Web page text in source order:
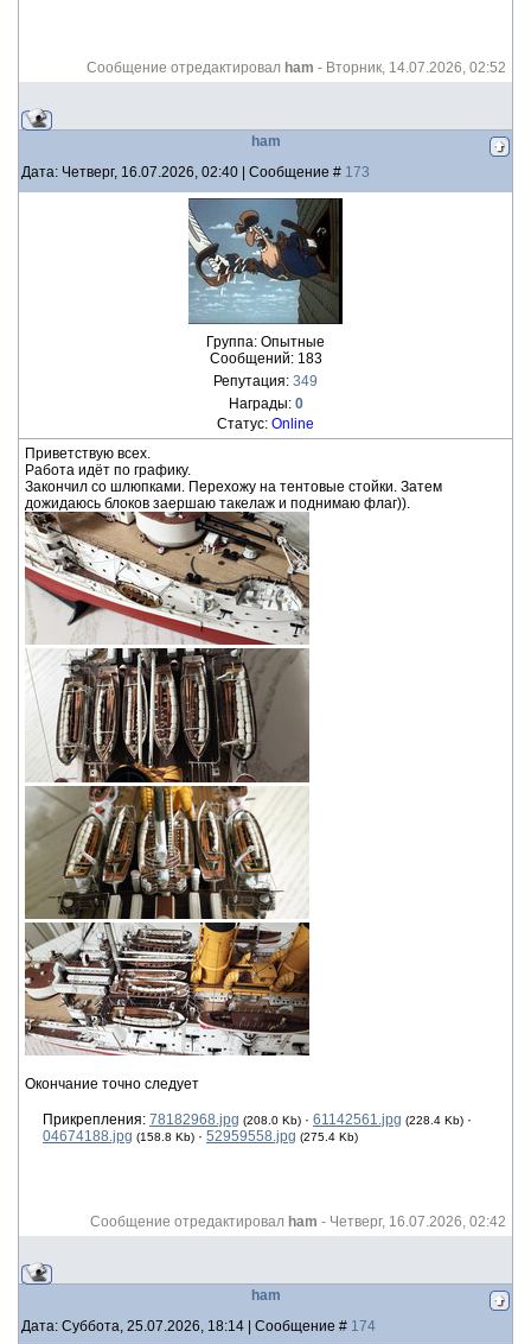
Сообщение отредактировал ham - Вторник, 14.07.2026, 02:52
ham
Дата: Четверг, 16.07.2026, 02:40 | Сообщение # 173
Группа: Опытные
Сообщений: 183
Репутация: 349
Награды: 0
Статус: Online
Приветствую всех.
Работа идёт по графику.
Закончил со шлюпками. Перехожу на тентовые стойки. Затем
дожидаюсь блоков заершаю такелаж и поднимаю флаг)).
Окончание точно следует
Прикрепления: 78182968.jpg (208.0 Kb) · 61142561.jpg (228.4 Kb) ·
04674188.jpg (158.8 Kb) · 52959558.jpg (275.4 Kb)
Сообщение отредактировал ham - Четверг, 16.07.2026, 02:42
ham
Дата: Суббота, 25.07.2026, 18:14 | Сообщение # 174